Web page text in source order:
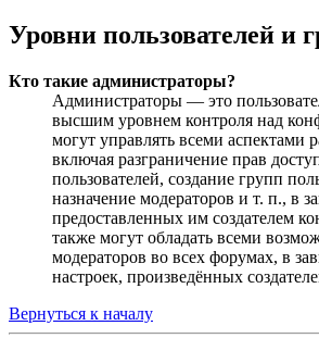
Уровни пользователей и
Кто такие администраторы?
Администраторы — это
высшим уровнем контроля над
могут управлять всеми аспектами
включая разграничение прав
пользователей, создание групп
назначение модераторов и т. п., в
предоставленных им создателем
также могут обладать всеми
модераторов во всех форумах, в
настроек, произведённых
Вернуться к началу